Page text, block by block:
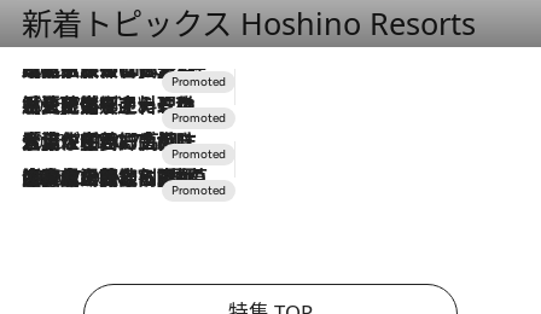
新着トピックス Hoshino Resorts
2026.7.31
【ホテル帰省】という選択肢をOMOが提案。家族とほどよい距離を保つには「昼は実家、夜は気兼ねなくホテルで！」
2026.7.24
【夏限定ディナーコース】旬を迎える稚鮎や花ズッキーニなどをイタリア・トスカーナの郷土料理の手法で満喫！
2026.7.17
「土佐和ハーブかき氷」がOMO7高知に登場！生姜、山椒、大葉など目にも舌にも涼を呼ぶ郷土の味
2026.7.10
NEW OPEN！【界 草津】名湯の地に誕生。趣の異なる2種の温泉と上州ならではの会席・蕎麦割烹など美食を味わう究極の癒やし旅